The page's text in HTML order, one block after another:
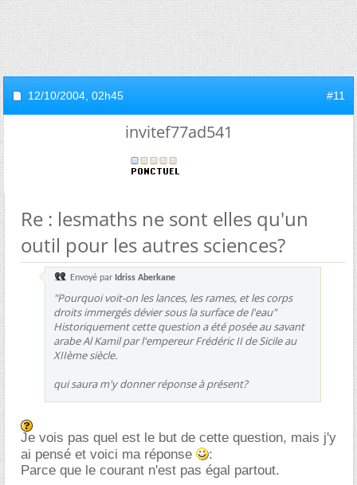
12/10/2004, 02h45 #11
invitef77ad541
Re : lesmaths ne sont elles qu'un
outil pour les autres sciences?
Envoyé par Idriss Aberkane
"Pourquoi voit-on les lances, les rames, et les corps
droits immergés dévier sous la surface de l'eau"
Historiquement cette question a été posée au savant
arabe Al Kamil par l'empereur Frédéric II de Sicile au
XIIème siècle.
qui saura m'y donner réponse à présent?
Je vois pas quel est le but de cette question, mais j'y
ai pensé et voici ma réponse
:
Parce que le courant n'est pas égal partout.